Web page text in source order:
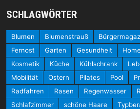
SCHLAGWÖRTER
Blumen Blumenstrauß
Fernost
Garten Gesundheit
Kosmetik
Küche Kühlschrank
Mobilität
Ostern Pilates Pool
Radfahren
Rasen Regenwasser
Schlafzimmer
schöne Haare